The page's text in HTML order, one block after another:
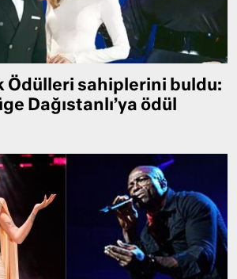
Ödülleri sahiplerini buldu:
Dağıstanlı’ya ödül